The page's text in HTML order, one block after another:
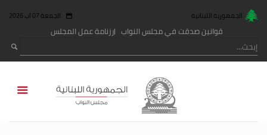
الجمهورية اللبنانية الجمعة 07 آب 2026
قوانين صدقت في مجلس النواب رزنامة عمل المجلس